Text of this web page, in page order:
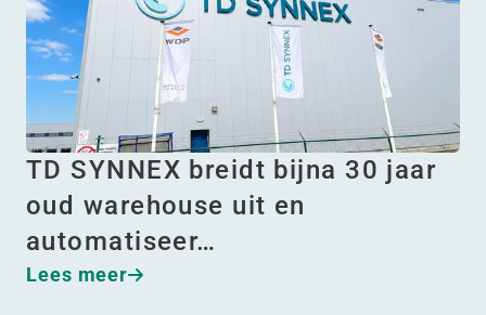
TD SYNNEX breidt bijna 30 jaar
oud warehouse uit en
automatiseer…
Lees meer